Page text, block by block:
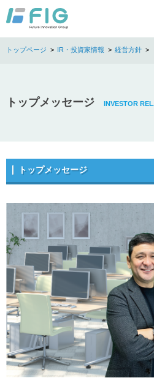
IR・投資家情報 経営方針
トップメッセージ
トップメッセージ